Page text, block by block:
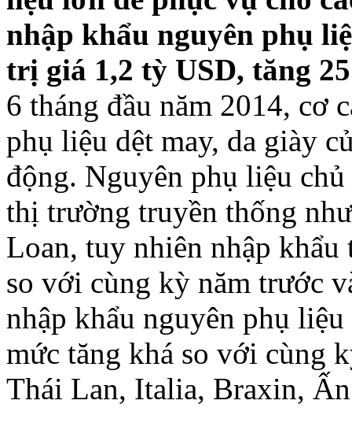
nhập khẩu nguyên phụ
trị giá 1,2 tỳ USD, tăng
6 tháng đầu năm 2014, cơ
phụ liệu dệt may, da giày
động. Nguyên phụ liệu
thị trường truyền thống
Loan, tuy nhiên nhập
so với cùng kỳ năm trước
nhập khẩu nguyên phụ
mức tăng khá so với cùng
Thái Lan, Italia, Braxin,